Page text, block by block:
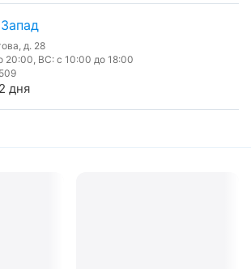
д. 28
ВС: с 10:00 до 18:00
дня